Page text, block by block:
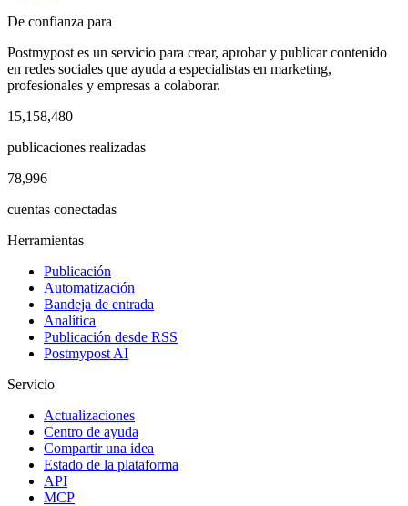
De confianza para
Postmypost es un servicio para crear, aprobar y publicar contenido
en redes sociales que ayuda a especialistas en marketing,
profesionales y empresas a colaborar.
15,158,480
publicaciones realizadas
78,996
cuentas conectadas
Herramientas
Publicación
Automatización
Bandeja de entrada
Analítica
Publicación desde RSS
Postmypost AI
Servicio
Actualizaciones
Centro de ayuda
Compartir una idea
Estado de la plataforma
API
MCP